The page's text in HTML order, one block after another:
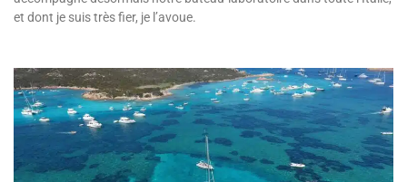
et dont je suis très fier, je l’avoue.